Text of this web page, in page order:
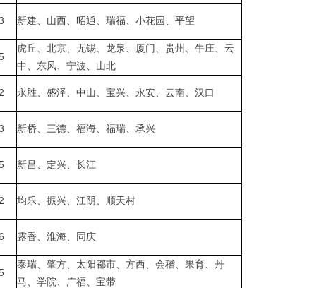
新建、山西、昭通、瑞福、小花园、平望
虎丘、北京、无锡、龙泉、厦门、贵州、牛庄、云
中、东风、宁波、山北
2 永胜、盛泽、中山、宝兴、永安、云南、汉口
新桥、三德、福海、福瑞、承兴
新昌、定兴、长江
2 均乐、振兴、江阴、顺天村
露香、淮海、同庆
泰瑞、肇方、太阳都市、方西、会稽、果育、丹
马、学院、广福、宝带